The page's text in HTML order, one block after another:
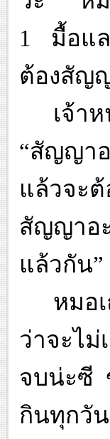
1 มื้อแล
ต้องสัญ
เจ้า
“สัญญา
แล้วจะ
สัญญาอ
แล้วกัน”
หมอ
ว่าจะไม่
จบน่ะซี
กินทุกวั